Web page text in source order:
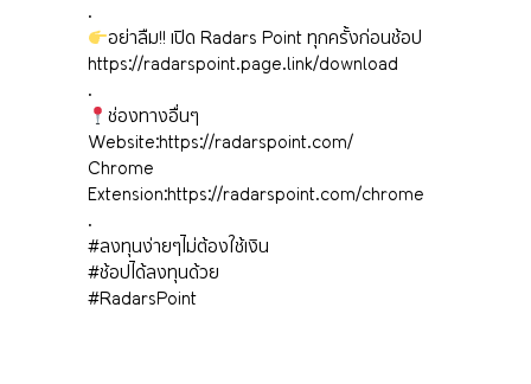
.
อย่าลืม!! เปิด Radars Point ทุกครั้งก่อนช้อป
https://radarspoint.page.link/download
.
ช่องทางอื่นๆ
Website:https://radarspoint.com/
Chrome
Extension:https://radarspoint.com/chrome
.
#ลงทุนง่ายๆไม่ต้องใช้เงิน
#ช้อปได้ลงทุนด้วย
#RadarsPoint